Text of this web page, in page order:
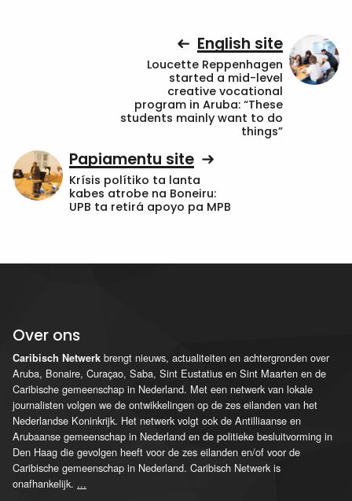
English site
Loucette Reppenhagen
started a mid-level
creative vocational
program in Aruba: “These
students mainly want to do
things”
Papiamentu site
Krísis polítiko ta lanta
kabes atrobe na Boneiru:
UPB ta retirá apoyo pa MPB
Over ons
Caribisch Netwerk brengt nieuws, actualiteiten en achtergronden over
Aruba, Bonaire, Curaçao, Saba, Sint Eustatius en Sint Maarten en de
Caribische gemeenschap in Nederland. Met een netwerk van lokale
journalisten volgen we de ontwikkelingen op de zes eilanden van het
Nederlandse Koninkrijk. Het netwerk volgt ook de Antilliaanse en
Arubaanse gemeenschap in Nederland en de politieke besluitvorming in
Den Haag die gevolgen heeft voor de zes eilanden en/of voor de
Caribische gemeenschap in Nederland. Caribisch Netwerk is
onafhankelijk. ...